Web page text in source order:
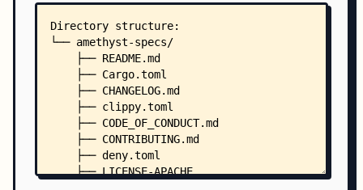
Directory structure:
└── amethyst-specs/
    ├── README.md
    ├── Cargo.toml
    ├── CHANGELOG.md
    ├── clippy.toml
    ├── CODE_OF_CONDUCT.md
    ├── CONTRIBUTING.md
    ├── deny.toml
    ├── LICENSE-APACHE